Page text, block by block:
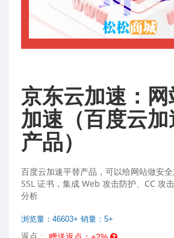
京东云加速：
加速（百度云
产品）
百度云加速平替产品，可以给网站做安
SSL 证书，集成 Web 攻击防护、CC 攻
分析
浏览量：46603+ 销量：5+